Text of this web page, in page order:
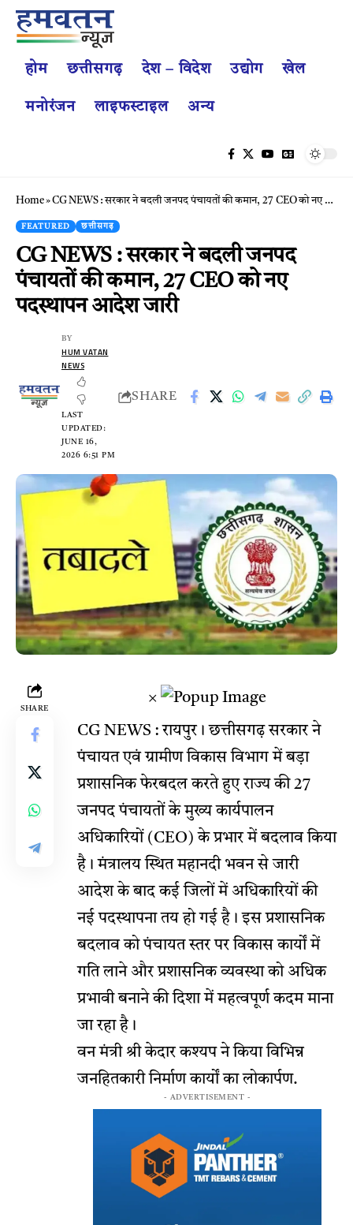
होम छत्तीसगढ़ देश – विदेश उद्योग खेल
मनोरंजन लाइफस्टाइल अन्य
Home»CG NEWS : सरकार ने बदली जनपद पंचायतों की कमान, 27 CEO को नए पदस्थापन आदेश जारी
FEATURED छत्तीसगढ़
CG NEWS : सरकार ने बदली जनपद
पंचायतों की कमान, 27 CEO को नए
पदस्थापन आदेश जारी
LAST
UPDATED:
JUNE 16,
2026 6:51 PM
BY
HUM VATAN
NEWS
SHARE
SHARE
×
CG NEWS : रायपुर। छत्तीसगढ़ सरकार ने
पंचायत एवं ग्रामीण विकास विभाग में बड़ा
प्रशासनिक फेरबदल करते हुए राज्य की 27
जनपद पंचायतों के मुख्य कार्यपालन
अधिकारियों (CEO) के प्रभार में बदलाव किया
है। मंत्रालय स्थित महानदी भवन से जारी
आदेश के बाद कई जिलों में अधिकारियों की
नई पदस्थापना तय हो गई है। इस प्रशासनिक
बदलाव को पंचायत स्तर पर विकास कार्यों में
गति लाने और प्रशासनिक व्यवस्था को अधिक
प्रभावी बनाने की दिशा में महत्वपूर्ण कदम माना
जा रहा है।
वन मंत्री श्री केदार कश्यप ने किया विभिन्न
जनहितकारी निर्माण कार्यों का लोकार्पण.
- ADVERTISEMENT -